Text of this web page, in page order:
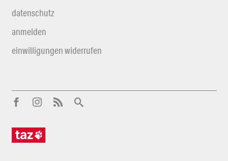
datenschutz
anmelden
einwilligungen widerrufen